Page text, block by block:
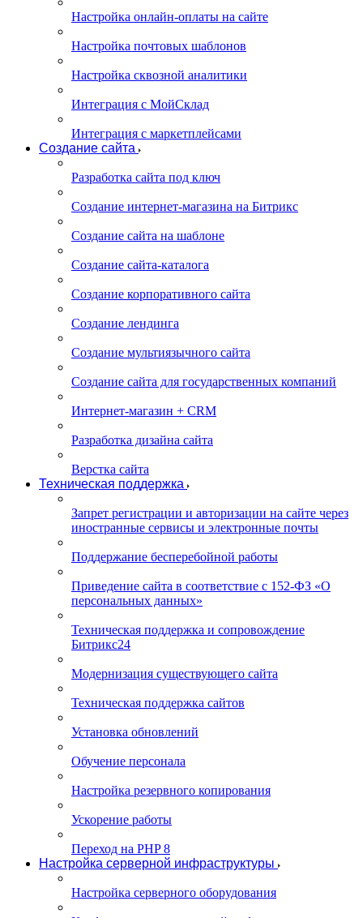
Настройка онлайн-оплаты на сайте
Настройка почтовых шаблонов
Настройка сквозной аналитики
Интеграция с МойСклад
Интеграция с маркетплейсами
Создание сайта
Разработка сайта под ключ
Создание интернет-магазина на Битрикс
Создание сайта на шаблоне
Создание сайта-каталога
Создание корпоративного сайта
Создание лендинга
Создание мультиязычного сайта
Создание сайта для государственных компаний
Интернет-магазин + CRM
Разработка дизайна сайта
Верстка сайта
Техническая поддержка
Запрет регистрации и авторизации на сайте через
иностранные сервисы и электронные почты
Поддержание бесперебойной работы
Приведение сайта в соответствие с 152-ФЗ «О
персональных данных»
Техническая поддержка и сопровождение
Битрикс24
Модернизация существующего сайта
Техническая поддержка сайтов
Установка обновлений
Обучение персонала
Настройка резервного копирования
Ускорение работы
Переход на PHP 8
Настройка серверной инфраструктуры
Настройка серверного оборудования